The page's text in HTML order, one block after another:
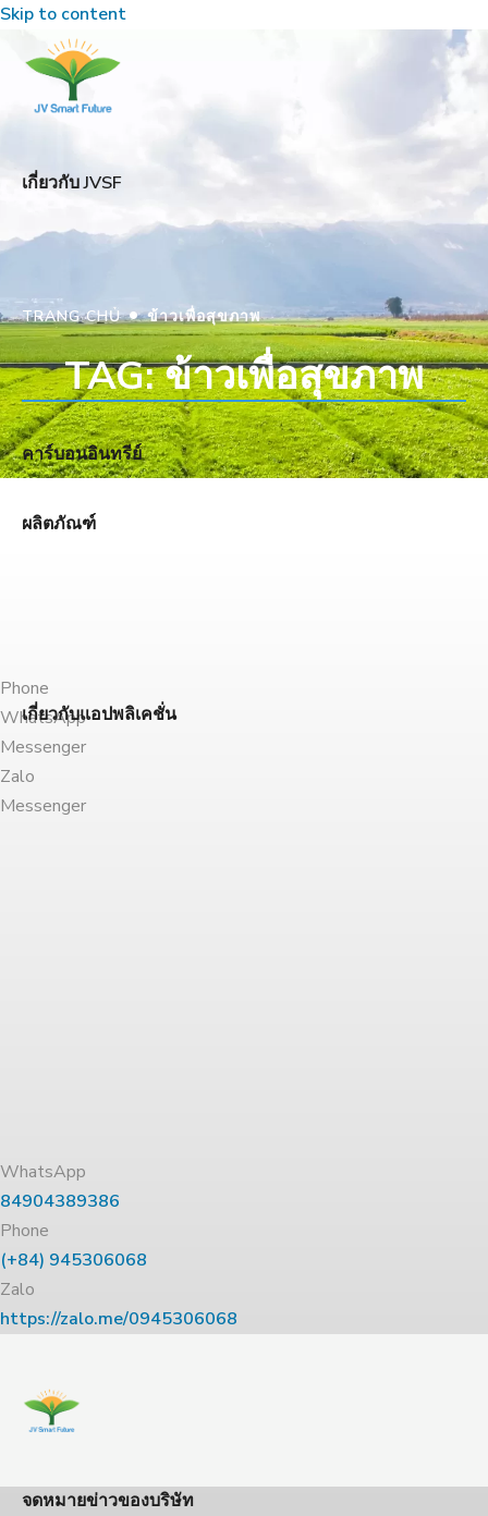
Skip to content
เกี่ยวกับ JVSF
คาร์บอนอินทรีย์
ผลิตภัณฑ์
เกี่ยวกับแอปพลิเคชั่น
จดหมายข่าวของบริษัท
TRANG CHỦ•ข้าวเพื่อสุขภาพ
TAG: ข้าวเพื่อสุขภาพ
Phone
WhatsApp
Messenger
Zalo
Messenger
WhatsApp
84904389386
Phone
(+84) 945306068
Zalo
https://zalo.me/0945306068